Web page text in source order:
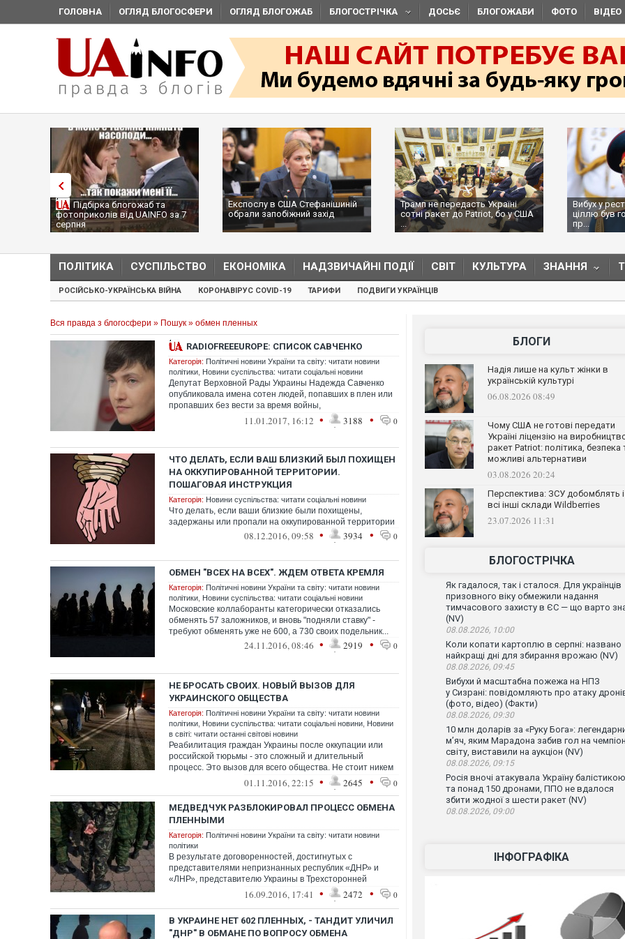
ГОЛОВНА ОГЛЯД БЛОГОСФЕРИ ОГЛЯД БЛОГОЖАБ БЛОГОСТРІЧКА ДОСЬЄ БЛОГОЖАБИ ФОТО ВІДЕО
Підбірка блогожаб та
фотоприколів від UAINFO за 7
серпня
Експослу в США Стефанішиній
обрали запобіжний захід
Трамп не передасть Україні
сотні ракет до Patriot, бо у США
...
Вибух у
ціллю був
пр...
ПОЛІТИКА СУСПІЛЬСТВО ЕКОНОМІКА НАДЗВИЧАЙНІ ПОДІЇ СВІТ КУЛЬТУРА ЗНАННЯ
РОСІЙСЬКО-УКРАЇНСЬКА ВІЙНА КОРОНАВІРУС COVID-19 ТАРИФИ ПОДВИГИ УКРАЇНЦІВ
Вся правда з блогосфери » Пошук » обмен пленных
RADIOFREEEUROPE: СПИСОК САВЧЕНКО
Категорія: Політичні новини України та світу: читати новини
політики Новини суспільства: читати соціальні новини
Депутат Верховной Рады Украины Надежда Савченко
опубликовала имена сотен людей, попавших в плен или
пропавших без вести за время войны,
продолжающейся...11.01.2017, 16:12 • 3188 • 0
ЧТО ДЕЛАТЬ, ЕСЛИ ВАШ БЛИЗКИЙ БЫЛ ПОХИЩЕН
НА ОККУПИРОВАННОЙ ТЕРРИТОРИИ.
ПОШАГОВАЯ ИНСТРУКЦИЯ
Категорія: Новини суспільства: читати соціальні новини
Что делать, если ваши близкие были похищены,
задержаны или пропали на оккупированной территории
08.12.2016, 09:58 • 3934 • 0
ОБМЕН "ВСЕХ НА ВСЕХ". ЖДЕМ ОТВЕТА КРЕМЛЯ
Категорія: Політичні новини України та світу: читати новини
політики Новини суспільства: читати соціальні новини
Московские коллаборанты категорически отказались
обменять 57 заложников, и вновь "подняли ставку" -
требуют обменять уже не 600, а 730 своих подельник...
24.11.2016, 08:46 • 2919 • 0
НЕ БРОСАТЬ СВОИХ. НОВЫЙ ВЫЗОВ ДЛЯ
УКРАИНСКОГО ОБЩЕСТВА
Категорія: Політичні новини України та світу: читати новини
політики Новини суспільства: читати соціальні новини Новини
в світі: читати останні світові новини
Реабилитация граждан Украины после оккупации или
российской тюрьмы - это сложный и длительный
процесс. Это вызов для всего общества. Не стоит никем
01.11.2016, 22:15 • 2645 • 0
МЕДВЕДЧУК РАЗБЛОКИРОВАЛ ПРОЦЕСС ОБМЕНА
ПЛЕННЫМИ
Категорія: Політичні новини України та світу: читати новини
політики
В результате договоренностей, достигнутых с
представителями непризнанных республик «ДНР» и
«ЛНР», представителю Украины в Трехсторонней
16.09.2016, 17:41 • 2472 • 0
В УКРАИНЕ НЕТ 602 ПЛЕННЫХ, - ТАНДИТ УЛИЧИЛ
"ДНР" В ОБМАНЕ ПО ВОПРОСУ ОБМЕНА
БЛОГИ
Надія лише на культ жінки в
українській культурі
06.08.2026 08:49
Чому США не готові передати
Україні ліцензію на
ракет Patriot: політика, безпека
можливі альтернативи
03.08.2026 20:24
Перспектива: ЗСУ добомблять і
всі інші склади Wildberries
23.07.2026 11:31
БЛОГОСТРІЧКА
Як гадалося, так і сталося. Для українців
призовного віку обмежили надання
тимчасового захисту в ЄС — що варто
(NV)
08.08.2026, 10:00
Коли копати картоплю в серпні: названо
найкращі дні для збирання врожаю (NV)
08.08.2026, 09:45
Вибухи й масштабна пожежа на НПЗ
у Сизрані: повідомляють про атаку
(фото, відео) (Факти)
08.08.2026, 09:30
10 млн доларів за «Руку Бога»:
м’яч, яким Марадона забив гол на
світу, виставили на аукціон (NV)
08.08.2026, 09:15
Росія вночі атакувала Україну балістикою
та понад 150 дронами, ППО не вдалося
збити жодної з шести ракет (NV)
08.08.2026, 09:00
ІНФОГРАФІКА